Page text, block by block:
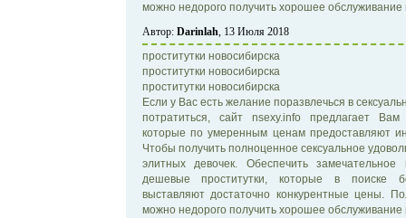
можно недорого получить хорошее обслуживание
Автор: Darinlah, 13 Июля 2018
проститутки новосибирска
проститутки новосибирска
проститутки новосибирска
Если у Вас есть желание поразвлечься в
потратиться, сайт nsexy.info предлагает
которые по умеренным ценам предоставляют
Чтобы получить полноценное сексуальное
элитных девочек. Обеспечить
дешевые проститутки, которые в поиске
выставляют достаточно конкурентные цены.
можно недорого получить хорошее обслуживание